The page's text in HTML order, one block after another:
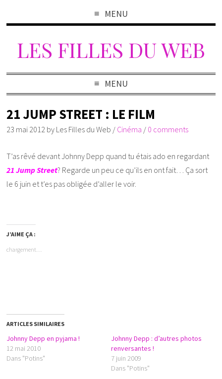
MENU
LES FILLES DU WEB
MENU
21 JUMP STREET : LE FILM
23 mai 2012 by Les Filles du Web / Cinéma / 0 comments
T’as rêvé devant Johnny Depp quand tu étais ado en regardant
21 Jump Street? Regarde un peu ce qu’ils en ont fait… Ça sort
le 6 juin et t’es pas obligée d’aller le voir.
J’AIME ÇA :
chargement…
ARTICLES SIMILAIRES
Johnny Depp en pyjama !
12 mai 2010
Dans "Potins"
Johnny Depp : d’autres photos
renversantes !
7 juin 2009
Dans "Potins"